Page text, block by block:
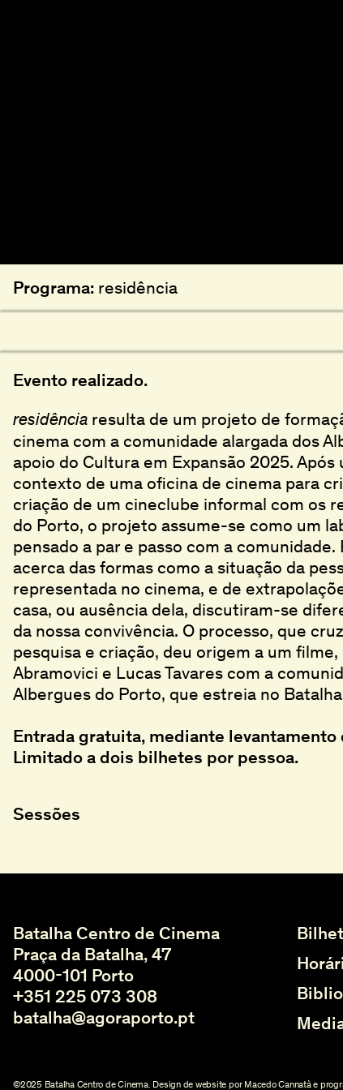
Programa: residência
Evento realizado.
residência resulta de um projeto de
cinema com a comunidade alargada dos
apoio do Cultura em Expansão 2025.
contexto de uma oficina de cinema para
criação de um cineclube informal com os
do Porto, o projeto assume-se como um
pensado a par e passo com a
acerca das formas como a situação da
representada no cinema, e de
casa, ou ausência dela, discutiram-se
da nossa convivência. O processo, que
pesquisa e criação, deu origem a um
Abramovici e Lucas Tavares com a
Albergues do Porto, que estreia no
Entrada gratuita, mediante
Limitado a dois bilhetes por pessoa.
Sessões
Batalha Centro de Cinema
Praça da Batalha, 47
4000-101 Porto
+351 225 073 308
batalha@agoraporto.pt
©2025 Batalha Centro de Cinema. Design de website por Macedo Cannatà e